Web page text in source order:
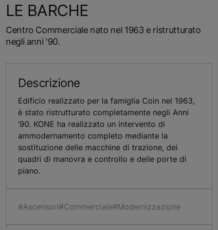
LE BARCHE
Centro Commerciale nato nel 1963 e ristrutturato
negli anni '90.
Descrizione
Edificio realizzato per la famiglia Coin nel 1963,
è stato ristrutturato completamente negli Anni
‘90. KONE ha realizzato un intervento di
ammodernamento completo mediante la
sostituzione delle macchine di trazione, dei
quadri di manovra e controllo e delle porte di
piano.
#Ascensori#Commerciale#Modernizzazione